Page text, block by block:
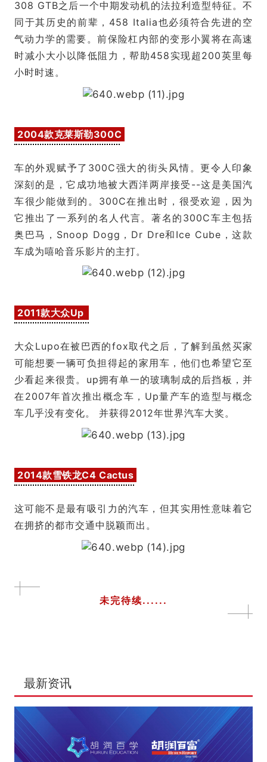
308 GTB之后一个中期发动机的法拉利造型特征。不
同于其历史的前辈，458 Italia也必须符合先进的空
气动力学的需要。前保险杠内部的变形小翼将在高速
时减小大小以降低阻力，帮助458实现超200英里每
小时时速。
2004款克莱斯勒300C
车的外观赋予了300C强大的街头风情。更令人印象
深刻的是，它成功地被大西洋两岸接受--这是美国汽
车很少能做到的。300C在推出时，很受欢迎，因为
它推出了一系列的名人代言。著名的300C车主包括
奥巴马，Snoop Dogg，Dr Dre和Ice Cube，这款
车成为嘻哈音乐影片的主打。
2011款大众Up
大众Lupo在被巴西的fox取代之后，了解到虽然买家
可能想要一辆可负担得起的家用车，他们也希望它至
少看起来很贵。up拥有单一的玻璃制成的后挡板，并
在2007年首次推出概念车，Up量产车的造型与概念
车几乎没有变化。 并获得2012年世界汽车大奖。
2014款雪铁龙C4 Cactus
这可能不是最有吸引力的汽车，但其实用性意味着它
在拥挤的都市交通中脱颖而出。
未完待续......
最新资讯